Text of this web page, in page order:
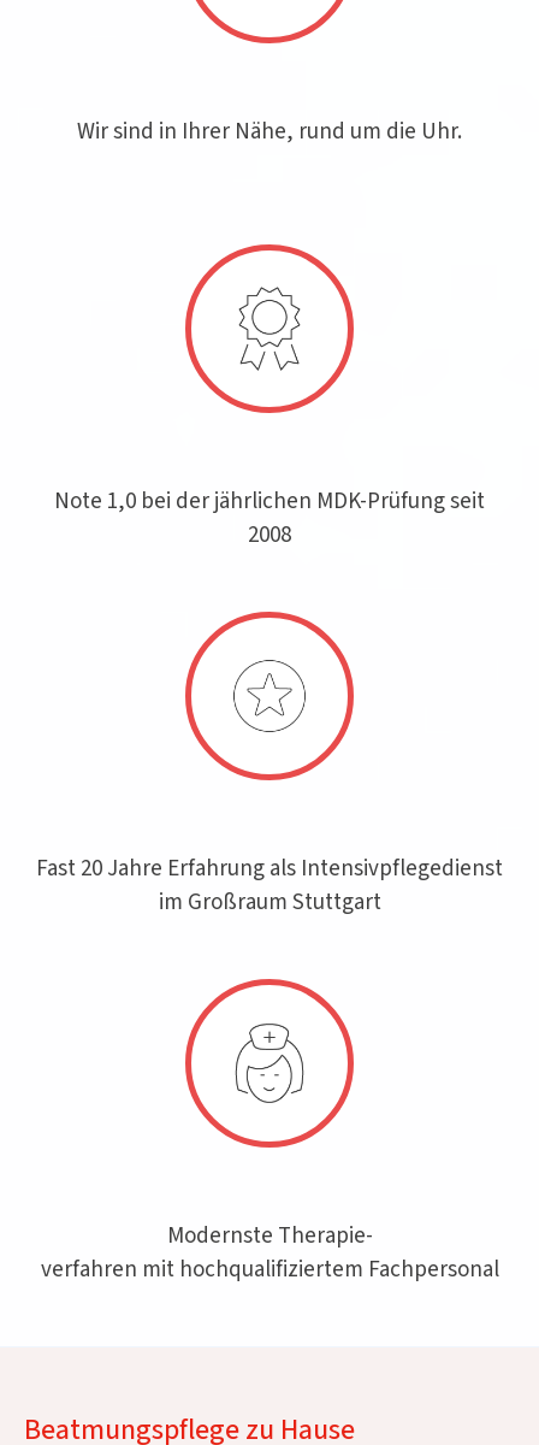
Wir sind in Ihrer Nähe, rund um die Uhr.
Note 1,0 bei der jährlichen MDK-Prüfung seit
2008
Fast 20 Jahre Erfahrung als Intensivpflegedienst
im Großraum Stuttgart
Modernste Therapie-
verfahren mit hochqualifiziertem Fachpersonal
Beatmungspflege zu Hause